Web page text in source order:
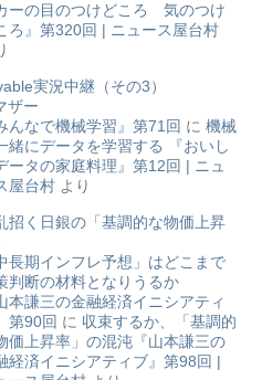
ーの目のつけどころ 気のつけ
ろ』第320回 | ニュース屋台村
実況中継（その3）
ザー
んなで機械学習』第71回 に 機械
緒にデータを学習する 『おいし
ータの家庭料理』第12回 | ニュ
屋台村 より
招く日銀の「基調的な物価上昇
長期インフレ予想」はどこまで
判断の材料となりうるか
本謙三の金融経済イニシアティ
第90回 に 収束するか、「基調的
価上昇率」の混沌『山本謙三の
経済イニシアティブ』第98回 |